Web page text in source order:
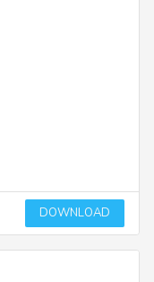
DOWNLOAD